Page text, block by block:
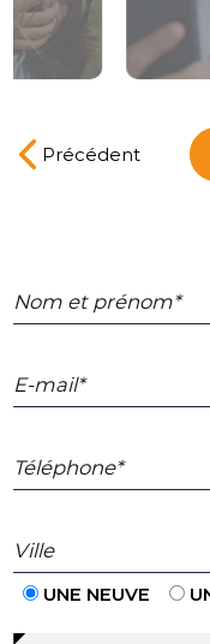
Précédent
Nom et prénom*
E-mail*
Téléphone*
Ville
UNE NEUVE